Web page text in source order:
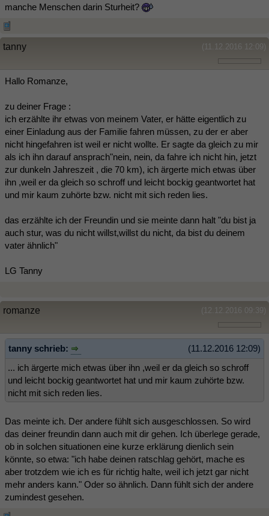
manche Menschen darin Sturheit?
(11.12.2016 12:09)
tanny
Hallo Romanze,
zu deiner Frage :
ich erzählte ihr etwas von meinem Vater, er hätte eigentlich zu
einer Einladung aus der Familie fahren müssen, zu der er aber
nicht hingefahren ist weil er nicht wollte. Er sagte da gleich zu mir
als ich ihn darauf ansprach"nein, nein, da fahre ich nicht hin, jetzt
zur dunkeln Jahreszeit , die 70 km), ich ärgerte mich etwas über
ihn ,weil er da gleich so schroff und leicht bockig geantwortet hat
und mir kaum zuhörte bzw. nicht mit sich reden lies.
das erzählte ich der Freundin und sie meinte dann halt "du bist ja
auch stur, was du nicht willst,willst du nicht, da bist du deinem
vater ähnlich"
LG Tanny
(12.12.2016 09:39)
romanze
(11.12.2016 12:09)
tanny schrieb:
... ich ärgerte mich etwas über ihn ,weil er da gleich so schroff
und leicht bockig geantwortet hat und mir kaum zuhörte bzw.
nicht mit sich reden lies.
Das meinte ich. Der andere fühlt sich ausgeschlossen. So wird
das deiner freundin dann auch mit dir gehen. Ich überlege gerade,
ob in solchen situationen eine kurze erklärung dienlich sein
könnte, so etwa: "ich habe deinen ratschlag gehört, mache es
aber trotzdem wie ich es für richtig halte, weil ich jetzt gar nicht
mehr anders kann." Oder so ähnlich. Dann fühlt sich der andere
zumindest gesehen.